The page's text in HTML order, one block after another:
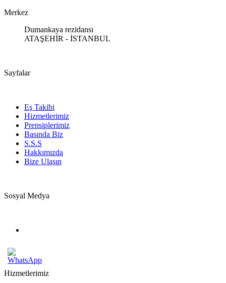
Merkez
Dumankaya rezidansı
ATAŞEHİR - İSTANBUL
Sayfalar
Eş Takibi
Hizmetlerimiz
Prensiplerimiz
Basında Biz
S.S.S
Hakkımızda
Bize Ulaşın
Sosyal Medya
Hizmetlerimiz